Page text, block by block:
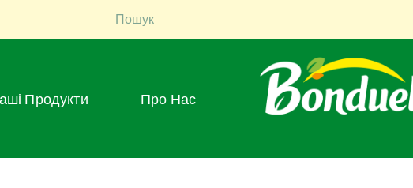
Пошук
Наші Продукти Про Нас